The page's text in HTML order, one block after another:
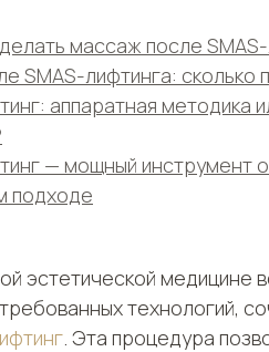
массаж после
SMAS-лифтинга: сколько
аппаратная методика
— мощный инструмент
подходе
эстетической медицине
технологий,
. Эта процедура